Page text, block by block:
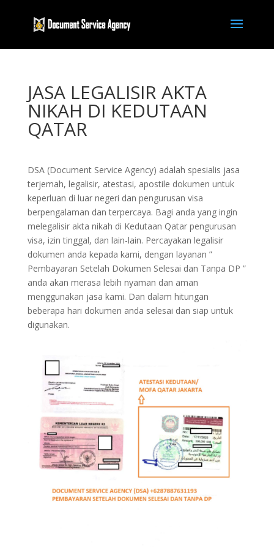
JASA LEGALISIR AKTA
NIKAH DI KEDUTAAN
QATAR
DSA (Document Service Agency) adalah spesialis jasa
terjemah, legalisir, atestasi, apostile dokumen untuk
keperluan di luar negeri dan pengurusan visa
berpengalaman dan terpercaya. Bagi anda yang ingin
melegalisir akta nikah di Kedutaan Qatar pengurusan
visa, izin tinggal, dan lain-lain. Percayakan legalisir
dokumen anda kepada kami, dengan layanan ”
Pembayaran Setelah Dokumen Selesai dan Tanpa DP ”
anda akan merasa lebih nyaman dan aman
menggunakan jasa kami. Dan dalam hitungan
beberapa hari dokumen anda selesai dan siap untuk
digunakan.